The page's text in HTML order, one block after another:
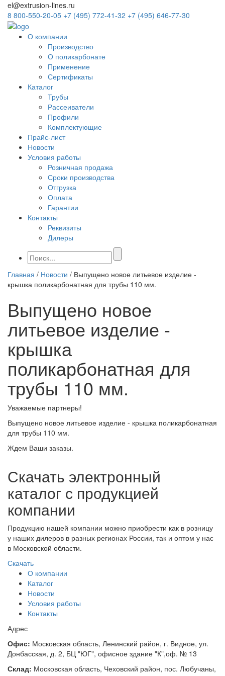
el@extrusion-lines.ru
8 800-550-20-05 +7 (495) 772-41-32 +7 (495) 646-77-30
О компании
Производство
О поликарбонате
Применение
Сертификаты
Каталог
Трубы
Рассеиватели
Профили
Комплектующие
Прайс-лист
Новости
Условия работы
Розничная продажа
Сроки производства
Отгрузка
Оплата
Гарантии
Контакты
Реквизиты
Дилеры
Главная / Новости / Выпущено новое литьевое изделие -
крышка поликарбонатная для трубы 110 мм.
Выпущено новое
литьевое изделие -
крышка
поликарбонатная для
трубы 110 мм.
Уважаемые партнеры!
Выпущено новое литьевое изделие - крышка поликарбонатная
для трубы 110 мм.
Ждем Ваши заказы.
Скачать электронный
каталог с продукцией
компании
Продукцию нашей компании можно приобрести как в розницу
у наших дилеров в разных регионах России, так и оптом у нас
в Московской области.
Скачать
О компании
Каталог
Новости
Условия работы
Контакты
Адрес
Офис: Московская область, Ленинский район, г. Видное, ул.
Донбасская, д. 2, БЦ "ЮГ", офисное здание "К",оф. № 13
Склад: Московская область, Чеховский район, пос. Любучаны,